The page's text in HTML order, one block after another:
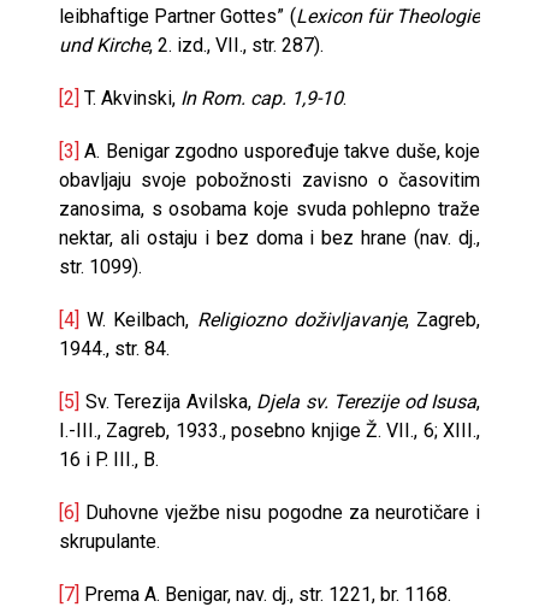
leibhaftige Partner Gottes” (Lexicon für Theologie
und Kirche, 2. izd., VII., str. 287).
[2] T. Akvinski, In Rom. cap. 1,9-10.
[3] A. Benigar zgodno uspoređuje takve duše, koje
obavljaju svoje pobožnosti zavisno o časovitim
zanosima, s osobama koje svuda pohlepno traže
nektar, ali ostaju i bez doma i bez hrane (nav. dj.,
str. 1099).
[4] W. Keilbach, Religiozno doživljavanje, Zagreb,
1944., str. 84.
[5] Sv. Terezija Avilska, Djela sv. Terezije od Isusa,
I.-III., Zagreb, 1933., posebno knjige Ž. VII., 6; XIII.,
16 i P. III., B.
[6] Duhovne vježbe nisu pogodne za neurotičare i
skrupulante.
[7] Prema A. Benigar, nav. dj., str. 1221, br. 1168.